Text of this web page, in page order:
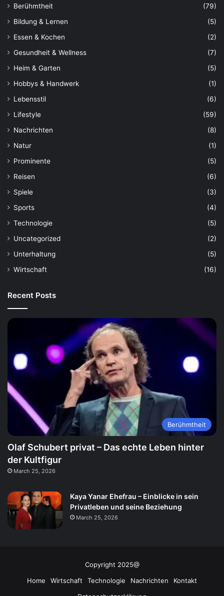
Berühmtheit
(79)
Bildung & Lernen
(5)
Essen & Kochen
(2)
Gesundheit & Wellness
(7)
Heim & Garten
(5)
Hobbys & Handwerk
(1)
Lebensstil
(6)
Lifestyle
(59)
Nachrichten
(8)
Natur
(1)
Prominente
(5)
Reisen
(6)
Spiele
(3)
Sports
(4)
Technologie
(5)
Uncategorized
(2)
Unterhaltung
(5)
Wirtschaft
(16)
Recent Posts
Berühmtheit
Olaf Schubert privat – Das echte Leben hinter
der Kultfigur
March 25, 2026
Kaya Yanar Ehefrau – Einblicke in sein
Privatleben und seine Beziehung
March 25, 2026
Copyright 2025@
Home
Wirtschaft Technologie Nachrichten
Kontakt